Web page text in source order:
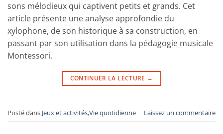
sons mélodieux qui captivent petits et grands. Cet
article présente une analyse approfondie du
xylophone, de son historique à sa construction, en
passant par son utilisation dans la pédagogie musicale
Montessori.
CONTINUER LA LECTURE →
Posté dans Jeux et activités,Vie quotidienne Laissez un commentaire